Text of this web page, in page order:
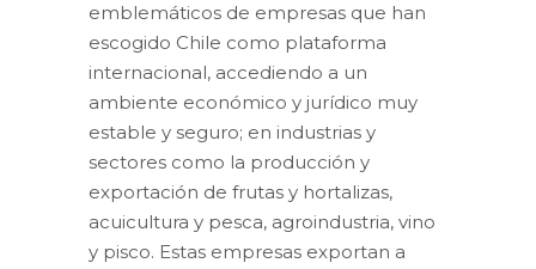
emblemáticos de empresas que han
escogido Chile como plataforma
internacional, accediendo a un
ambiente económico y jurídico muy
estable y seguro; en industrias y
sectores como la producción y
exportación de frutas y hortalizas,
acuicultura y pesca, agroindustria, vino
y pisco. Estas empresas exportan a